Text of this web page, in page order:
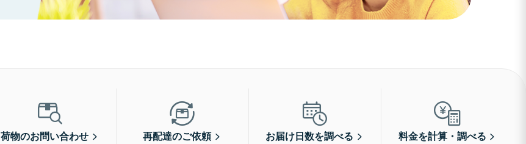
荷物のお問い合わせ 再配達のご依頼 お届け日数を調べる 料金を計算・調べる